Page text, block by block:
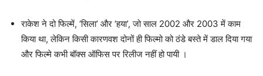
राकेश ने दो फिल्में, ‘सिला’ और ‘हया’, जो साल 2002 और 2003 में काम
किया था, लेकिन किसी कारणवश दोनों ही फिल्मो को ठंडे बस्ते में डाल दिया गया
और फिल्मे कभी बॉक्स ऑफिस पर रिलीज नहीं हो पायी ।